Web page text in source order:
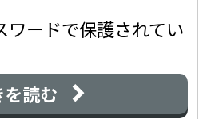
ワードで保護されてい
読む